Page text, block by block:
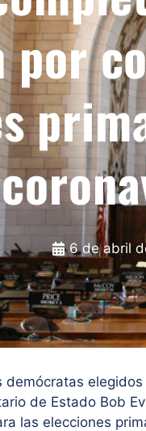
por
6 de abril
de Estado Bob
las elecciones